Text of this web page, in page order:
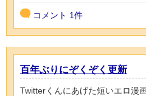
コメント 1件
百年ぶりにぞくぞく更新
Twitterくんにあげた短いエロ漫